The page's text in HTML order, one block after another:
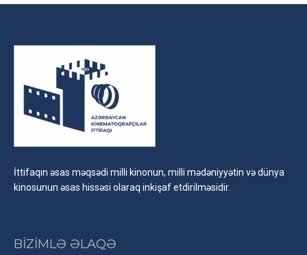
İttifaqın əsas məqsədi milli kinonun, milli mədəniyyətin və dünya
kinosunun əsas hissəsi olaraq inkişaf etdirilməsidir.
BİZİMLƏ ƏLAQƏ